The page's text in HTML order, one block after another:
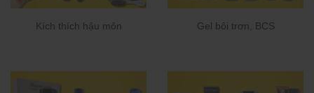
Kích thích hậu môn Gel bôi trơn, BCS